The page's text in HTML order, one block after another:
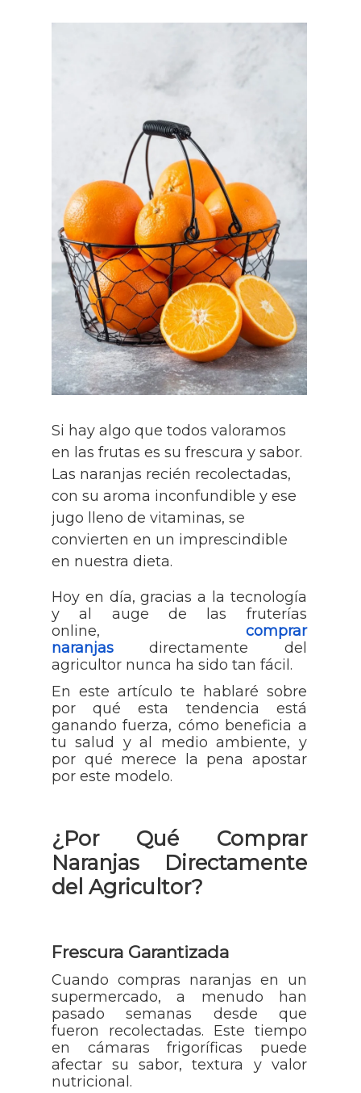
Si hay algo que todos valoramos
en las frutas es su frescura y sabor.
Las naranjas recién recolectadas,
con su aroma inconfundible y ese
jugo lleno de vitaminas, se
convierten en un imprescindible
en nuestra dieta.
Hoy en día, gracias a la tecnología
y al auge de las fruterías
online, comprar
naranjas directamente del
agricultor nunca ha sido tan fácil.
En este artículo te hablaré sobre
por qué esta tendencia está
ganando fuerza, cómo beneficia a
tu salud y al medio ambiente, y
por qué merece la pena apostar
por este modelo.
¿Por Qué Comprar
Naranjas Directamente
del Agricultor?
Frescura Garantizada
Cuando compras naranjas en un
supermercado, a menudo han
pasado semanas desde que
fueron recolectadas. Este tiempo
en cámaras frigoríficas puede
afectar su sabor, textura y valor
nutricional.